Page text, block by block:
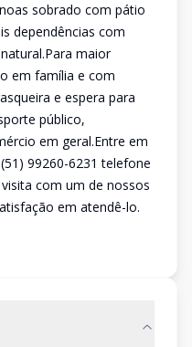
sobrado com pátio
dependências com
maior
em família e com
e espera para
público,
em geral.Entre em
99260-6231 telefone
com um de nossos
em atendê-lo.